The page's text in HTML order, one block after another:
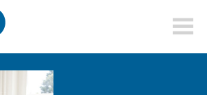
cepsa.ch